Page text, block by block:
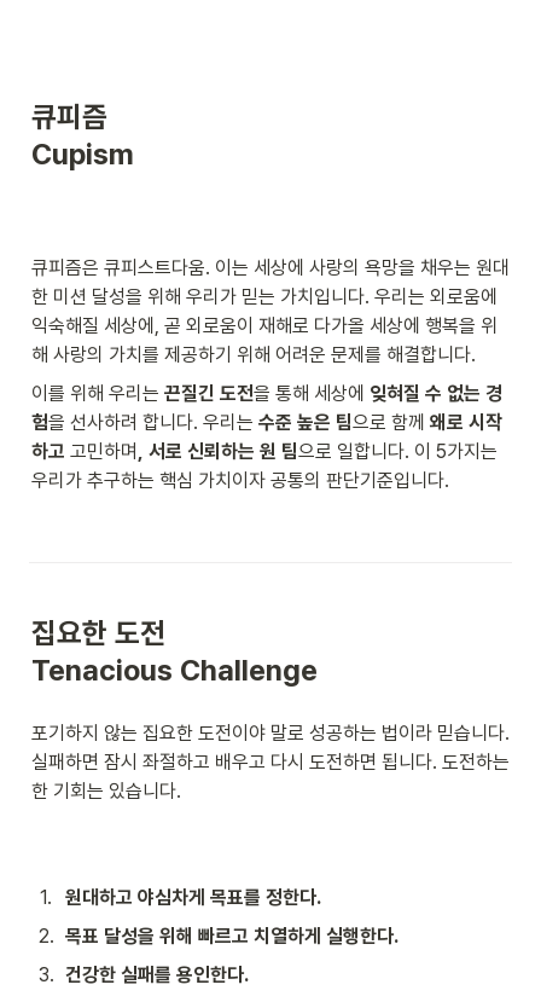
큐피즘
Cupism
큐피즘은 큐피스트다움. 이는 세상에 사랑의 욕망을 채우는 원대
한 미션 달성을 위해 우리가 믿는 가치입니다. 우리는 외로움에
익숙해질 세상에, 곧 외로움이 재해로 다가올 세상에 행복을 위
해 사랑의 가치를 제공하기 위해 어려운 문제를 해결합니다.
이를 위해 우리는 끈질긴 도전을 통해 세상에 잊혀질 수 없는 경
험을 선사하려 합니다. 우리는 수준 높은 팀으로 함께 왜로 시작
하고 고민하며 , 서로 신뢰하는 원 팀으로 일합니다. 이 5가지는
우리가 추구하는 핵심 가치이자 공통의 판단기준입니다.
집요한 도전
Tenacious Challenge
포기하지 않는 집요한 도전이야 말로 성공하는 법이라 믿습니다.
실패하면 잠시 좌절하고 배우고 다시 도전하면 됩니다. 도전하는
한 기회는 있습니다.
1.
원대하고 야심차게 목표를 정한다.
2. 목표 달성을 위해 빠르고 치열하게 실행한다.
3. 건강한 실패를 용인한다.